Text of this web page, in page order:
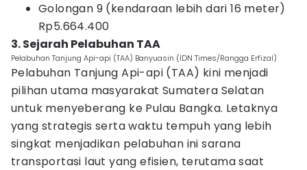
Golongan 9 (kendaraan lebih dari 16 meter)
Rp5.664.400
3. Sejarah Pelabuhan TAA
Pelabuhan Tanjung Api-api (TAA) Banyuasin (IDN Times/Rangga Erfizal)
Pelabuhan Tanjung Api-api (TAA) kini menjadi
pilihan utama masyarakat Sumatera Selatan
untuk menyeberang ke Pulau Bangka. Letaknya
yang strategis serta waktu tempuh yang lebih
singkat menjadikan pelabuhan ini sarana
transportasi laut yang efisien, terutama saat